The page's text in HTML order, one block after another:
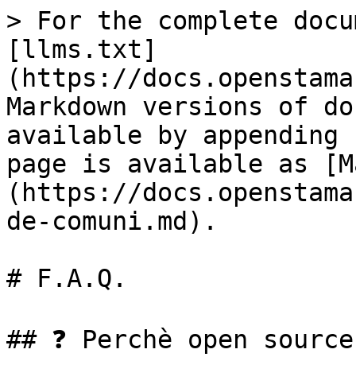
> For the complete
[llms.txt]
(https://
Markdown versions of
available by
page is available as
(https://
de-comuni.md).
# F.A.Q.
## ❓ Perchè open